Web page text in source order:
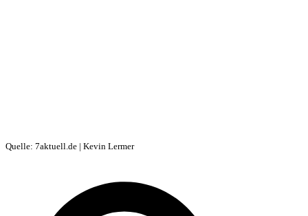
Quelle: 7aktuell.de | Kevin Lermer